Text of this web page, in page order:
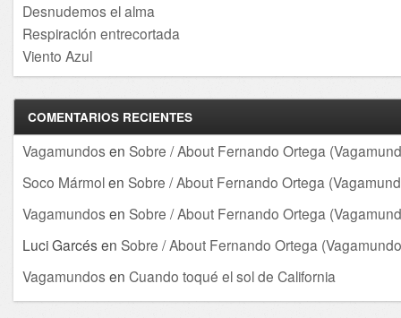
Desnudemos el alma
Respiración entrecortada
Viento Azul
COMENTARIOS RECIENTES
Vagamundos en Sobre / About Fernando Ortega
Soco Mármolen Sobre / About Fernando Ortega
Vagamundos en Sobre / About Fernando Ortega
Luci Garcés en Sobre / About Fernando Ortega
Vagamundos en Cuando toqué el sol de California